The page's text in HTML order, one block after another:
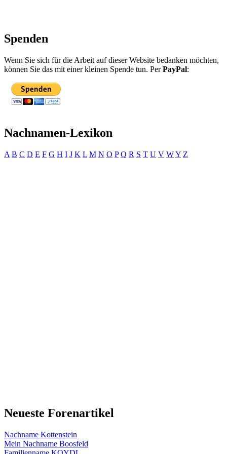
Spenden
Wenn Sie sich für die Arbeit auf dieser Website bedanken möchten,
können Sie das mit einer kleinen Spende tun. PerPayPal:
Nachnamen-Lexikon
A B C D E F G H I J K L M N O P Q R S T U V WY Z
Neueste Forenartikel
Nachname Kottenstein
Mein Nachname Boosfeld